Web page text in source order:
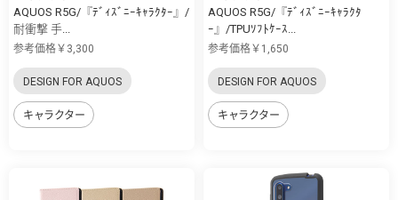
AQUOS R5G/『ﾃﾞｨｽﾞﾆｰｷｬﾗｸﾀｰ』/
耐衝撃 手...
参考価格￥3,300
DESIGN FOR AQUOS
キャラクター
AQUOS R5G/『ﾃﾞｨｽﾞﾆｰｷｬﾗｸﾀ
ｰ』/TPUｿﾌﾄｹｰｽ...
参考価格￥1,650
DESIGN FOR AQUOS
キャラクター